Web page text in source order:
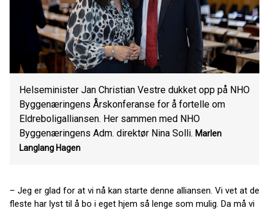
Helseminister Jan Christian Vestre dukket opp på NHO
Byggenæringens Årskonferanse for å fortelle om
Eldreboligalliansen. Her sammen med NHO
Byggenæringens Adm. direktør Nina Solli. Marlen
Langlang Hagen
– Jeg er glad for at vi nå kan starte denne alliansen. Vi vet at de
fleste har lyst til å bo i eget hjem så lenge som mulig. Da må vi